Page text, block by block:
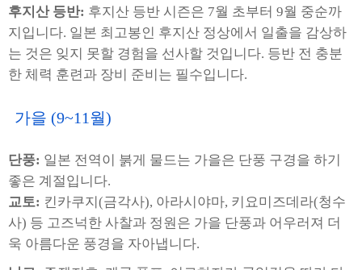
후지산 등반: 후지산 등반 시즌은 7월 초부터 9월 중순까
지입니다. 일본 최고봉인 후지산 정상에서 일출을 감상하
는 것은 잊지 못할 경험을 선사할 것입니다. 등반 전 충분
한 체력 훈련과 장비 준비는 필수입니다.
가을 (9~11월)
단풍: 일본 전역이 붉게 물드는 가을은 단풍 구경을 하기
좋은 계절입니다.
교토: 킨카쿠지(금각사), 아라시야마, 키요미즈데라(청수
사) 등 고즈넉한 사찰과 정원은 가을 단풍과 어우러져 더
욱 아름다운 풍경을 자아냅니다.